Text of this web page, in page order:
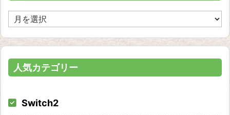
ー
カ
イ
ブ
人気カテゴリー
Switch2